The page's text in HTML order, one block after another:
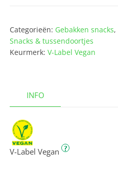
Categorieën: Gebakken snacks,
Snacks & tussendoortjes
Keurmerk:V-Label Vegan
INFO
V-Label Vegan ?